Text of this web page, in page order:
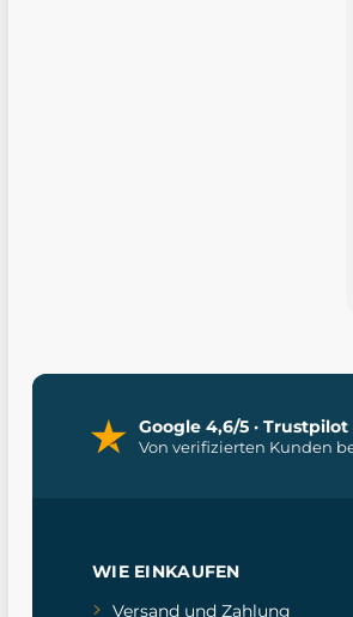
Google 4,6/5 · Trustpilot
Von verifizierten Kunden
WIE EINKAUFEN
Versand und Zahlung